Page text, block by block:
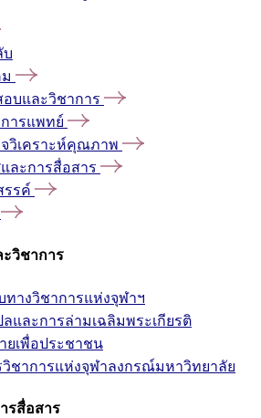
บ
บและวิชาการ
ารแพทย์
วิเคราะห์คุณภาพ
ละการสื่อสาร
รรค์
วิชาการ
างวิชาการแห่งจุฬาฯ
และการล่ามเฉลิมพระเกียรติ
ยเพื่อประชาชน
ชาการแห่งจุฬาลงกรณ์มหาวิทยาลัย
รสื่อสาร